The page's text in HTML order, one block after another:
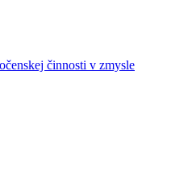
činnosti v zmysle